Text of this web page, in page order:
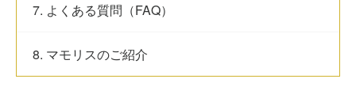
7. よくある質問（FAQ）
8. マモリスのご紹介